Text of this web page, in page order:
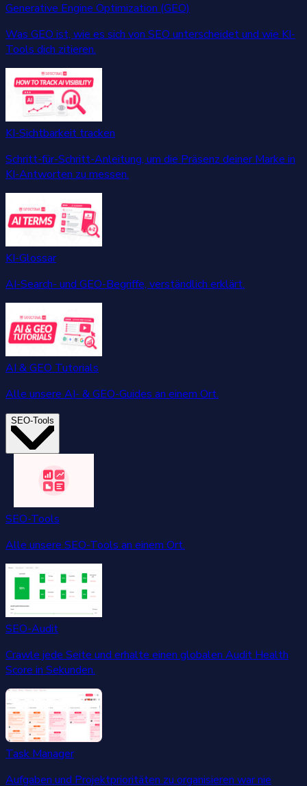
Generative Engine Optimization (GEO)
Was GEO ist, wie es sich von SEO unterscheidet und wie KI-
Tools dich zitieren.
KI-Sichtbarkeit tracken
Schritt-für-Schritt-Anleitung, um die Präsenz deiner Marke in
KI-Antworten zu messen.
KI-Glossar
AI-Search- und GEO-Begriffe, verständlich erklärt.
AI & GEO Tutorials
Alle unsere AI- & GEO-Guides an einem Ort.
SEO-Tools
SEO-Tools
Alle unsere SEO-Tools an einem Ort.
SEO-Audit
Crawle jede Seite und erhalte einen globalen Audit Health
Score in Sekunden.
Task Manager
Aufgaben und Projektprioritäten zu organisieren war nie